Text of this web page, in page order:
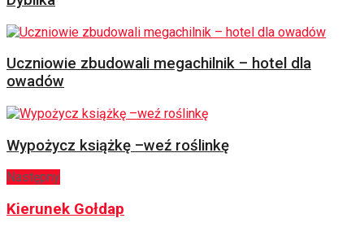
Uczniowie zbudowali megachilnik – hotel dla
owadów
Wypożycz książkę –weź roślinkę
Następny
Kierunek Gołdap